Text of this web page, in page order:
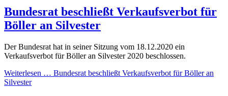
Bundesrat beschließt Verkaufsverbot für
Böller an Silvester
Der Bundesrat hat in seiner Sitzung vom 18.12.2020 ein
Verkaufsverbot für Böller an Silvester 2020 beschlossen.
Weiterlesen … Bundesrat beschließt Verkaufsverbot für Böller an
Silvester